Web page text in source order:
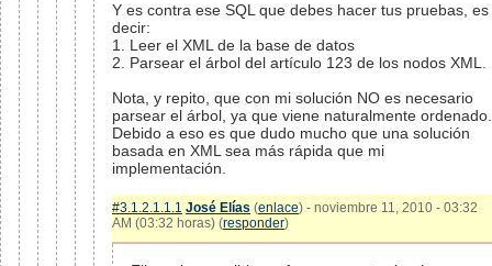
Y es contra ese SQL que debes hacer tus pruebas, es
decir:
1. Leer el XML de la base de datos
2. Parsear el árbol del artículo 123 de los nodos XML.
Nota, y repito, que con mi solución NO es necesario
parsear el árbol, ya que viene naturalmente ordenado.
Debido a eso es que dudo mucho que una solución
basada en XML sea más rápida que mi
implementación.
#3.1.2.1.1.1 José Elías (enlace) - noviembre 11, 2010 - 03:32
AM (03:32 horas) (responder)